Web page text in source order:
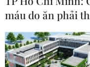
máu do ăn phải